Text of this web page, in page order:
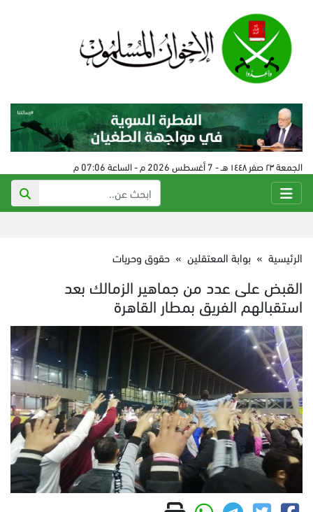
الجمعة ٢٣ صفر ١٤٤٨ هـ - 7 أغسطس 2026 م - الساعة 07:06 م
الرئيسية » بوابة المعتقلين » حقوق وحريات
القبض على عدد من جماهير الزمالك بعد
استقبالهم الفريق بمطار القاهرة